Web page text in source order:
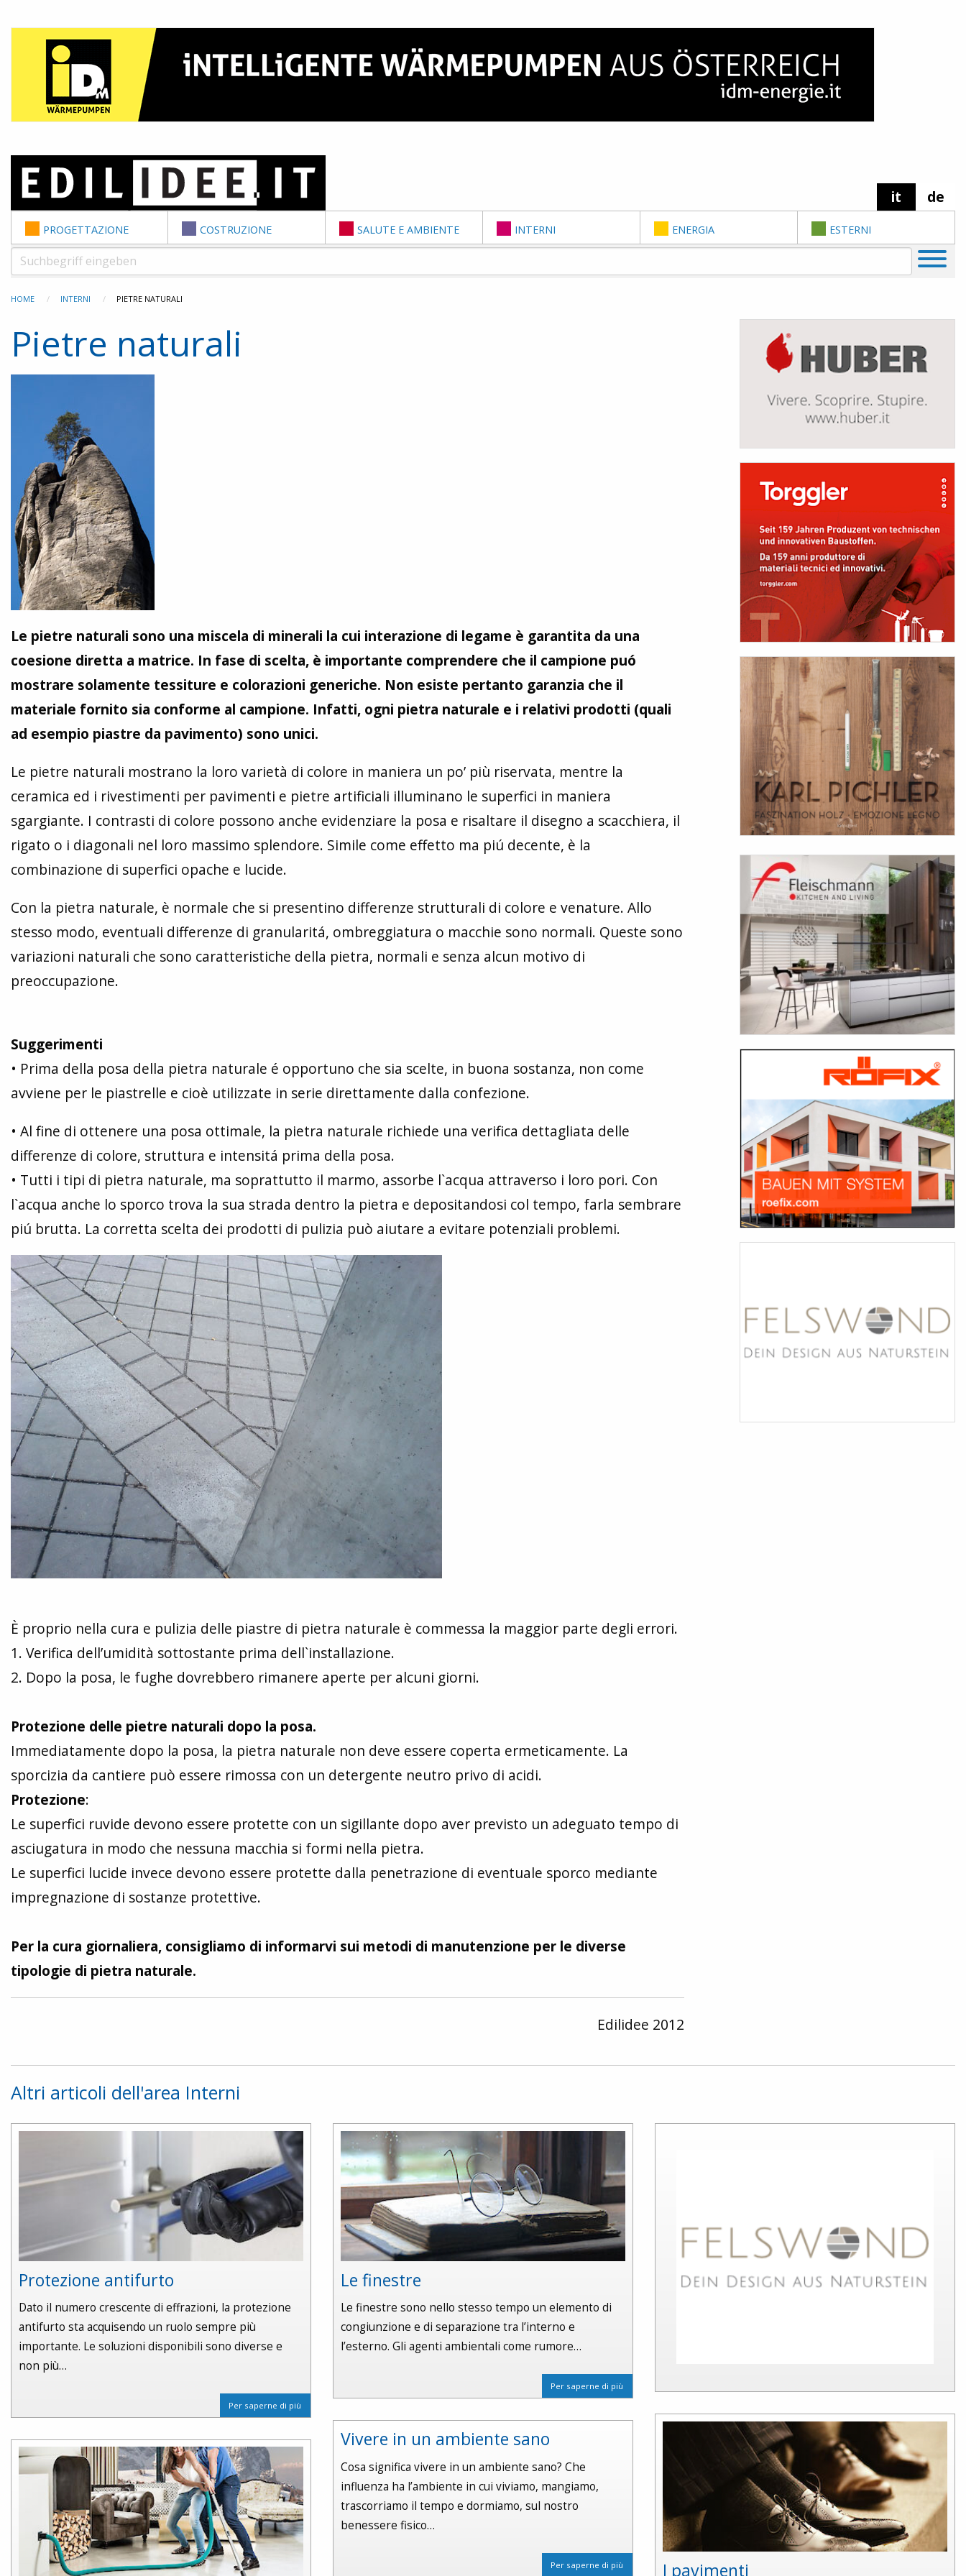
Skip to content
it de
PROGETTAZIONE COSTRUZIONE SALUTE E AMBIENTE INTERNI ENERGIA ESTERNI
HOME INTERNI PIETRE NATURALI
Pietre naturali
Le pietre naturali sono una miscela di minerali la cui interazione di legame è garantita da una
coesione diretta a matrice. In fase di scelta, è importante comprendere che il campione puó
mostrare solamente tessiture e colorazioni generiche. Non esiste pertanto garanzia che il
materiale fornito sia conforme al campione. Infatti, ogni pietra naturale e i relativi prodotti (quali
ad esempio piastre da pavimento) sono unici.
Le pietre naturali mostrano la loro varietà di colore in maniera un po’ più riservata, mentre la
ceramica ed i rivestimenti per pavimenti e pietre artificiali illuminano le superfici in maniera
sgargiante. I contrasti di colore possono anche evidenziare la posa e risaltare il disegno a scacchiera, il
rigato o i diagonali nel loro massimo splendore. Simile come effetto ma piú decente, è la
combinazione di superfici opache e lucide.
Con la pietra naturale, è normale che si presentino differenze strutturali di colore e venature. Allo
stesso modo, eventuali differenze di granularitá, ombreggiatura o macchie sono normali. Queste sono
variazioni naturali che sono caratteristiche della pietra, normali e senza alcun motivo di
preoccupazione.
Suggerimenti
• Prima della posa della pietra naturale é opportuno che sia scelte, in buona sostanza, non come
avviene per le piastrelle e cioè utilizzate in serie direttamente dalla confezione.
• Al fine di ottenere una posa ottimale, la pietra naturale richiede una verifica dettagliata delle
differenze di colore, struttura e intensitá prima della posa.
• Tutti i tipi di pietra naturale, ma soprattutto il marmo, assorbe l`acqua attraverso i loro pori. Con
l`acqua anche lo sporco trova la sua strada dentro la pietra e depositandosi col tempo, farla sembrare
piú brutta. La corretta scelta dei prodotti di pulizia può aiutare a evitare potenziali problemi.
È proprio nella cura e pulizia delle piastre di pietra naturale è commessa la maggior parte degli errori.
1. Verifica dell’umidità sottostante prima dell`installazione.
2. Dopo la posa, le fughe dovrebbero rimanere aperte per alcuni giorni.
Protezione delle pietre naturali dopo la posa.
Immediatamente dopo la posa, la pietra naturale non deve essere coperta ermeticamente. La
sporcizia da cantiere può essere rimossa con un detergente neutro privo di acidi.
Protezione:
Le superfici ruvide devono essere protette con un sigillante dopo aver previsto un adeguato tempo di
asciugatura in modo che nessuna macchia si formi nella pietra.
Le superfici lucide invece devono essere protette dalla penetrazione di eventuale sporco mediante
impregnazione di sostanze protettive.
Per la cura giornaliera, consigliamo di informarvi sui metodi di manutenzione per le diverse
tipologie di pietra naturale.
Edilidee 2012
Altri articoli dell'area Interni
Protezione antifurto
Dato il numero crescente di effrazioni, la protezione
antifurto sta acquisendo un ruolo sempre più
importante. Le soluzioni disponibili sono diverse e
non più…
Per saperne di più
Le finestre
Le finestre sono nello stesso tempo un elemento di
congiunzione e di separazione tra l’interno e
l’esterno. Gli agenti ambientali come rumore…
Per saperne di più
I pavimenti
Vivere in un ambiente sano
Cosa significa vivere in un ambiente sano? Che
influenza ha l’ambiente in cui viviamo, mangiamo,
trascorriamo il tempo e dormiamo, sul nostro
benessere fisico…
Per saperne di più